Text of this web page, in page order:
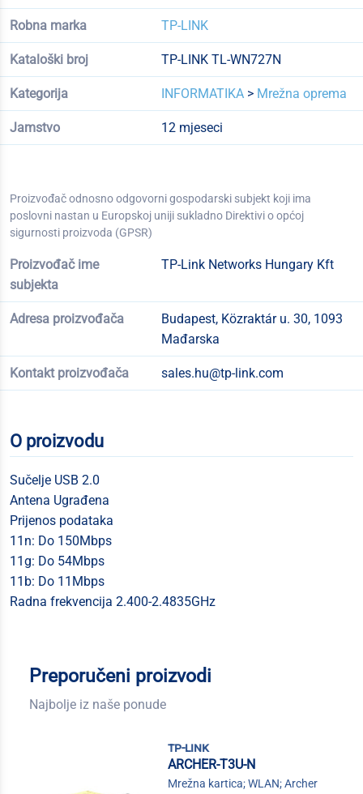
Robna marka TP-LINK
Kataloški broj TP-LINK TL-WN727N
Kategorija INFORMATIKA> Mrežna oprema
Jamstvo 12 mjeseci
Proizvođač odnosno odgovorni gospodarski subjekt koji ima
poslovni nastan u Europskoj uniji sukladno Direktivi o općoj
sigurnosti proizvoda (GPSR)
Proizvođač ime
subjekta
TP-Link Networks Hungary Kft
Adresa proizvođača
Budapest, Közraktár u. 30, 1093
Mađarska
Kontakt proizvođača sales.hu@tp-link.com
O proizvodu
Sučelje USB 2.0
Antena Ugrađena
Prijenos podataka
11n: Do 150Mbps
11g: Do 54Mbps
11b: Do 11Mbps
Radna frekvencija 2.400-2.4835GHz
Preporučeni proizvodi
Najbolje iz naše ponude
tp-link
ARCHER-T3U-N
Mrežna kartica; WLAN; Archer